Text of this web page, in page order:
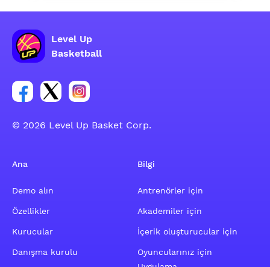
Level Up
Basketball
Facebook hesabı sosyal grubu linki
Twitter hesabı sosyal grubu linki
Instagram hesabı sosyal grubu linki
© 2026 Level Up Basket Corp.
Ana
Demo alın
Özellikler
Kurucular
Danışma kurulu
Bilgi
Antrenörler için
Akademiler için
İçerik oluşturucular için
Oyuncularınız için